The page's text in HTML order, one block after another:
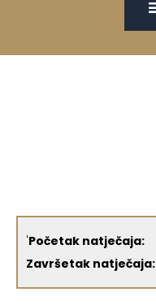
'Početak natječaja:
Završetak natječaja: